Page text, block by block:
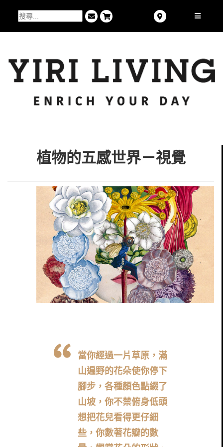
植物的五感世界－視覺
當你經過一片草原，滿
山遍野的花朵使你停下
腳步，各種顏色點綴了
山坡，你不禁俯身低頭
想把花兒看得更仔細
些，你數著花瓣的數